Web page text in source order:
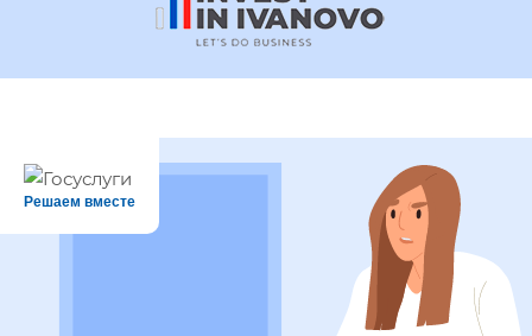
Решаем вместе